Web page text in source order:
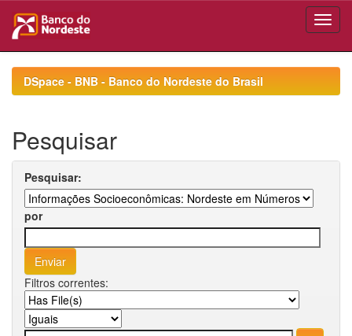
navigationDSpace - BNB - Banco do Nordeste do Brasil
Pesquisar
Pesquisar:
por
Filtros correntes: